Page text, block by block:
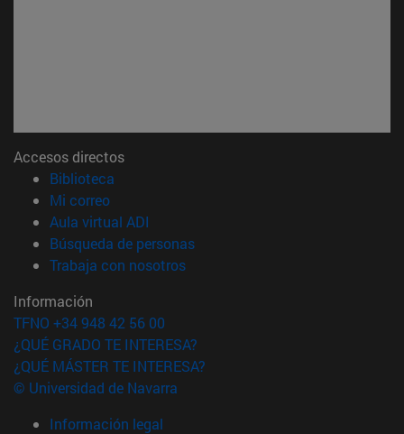
Accesos directos
Biblioteca
Mi correo(abre en nueva ventana)
Aula virtual ADI
Búsqueda de personas(abre en nueva ventana)
Trabaja con nosotros(abre en nueva ventana)
Información
TFNO +34 948 42 56 00
¿QUÉ GRADO TE INTERESA?
¿QUÉ MÁSTER TE INTERESA?
© Universidad de Navarra
Información legal